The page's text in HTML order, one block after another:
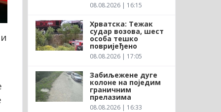
08.08.2026 | 16:15
Хрватска: Тежак
судар возова, шест
особа тешко
повријеђено
08.08.2026 | 17:05
Забиљежене дуге
колоне на поједим
граничним
прелазима
08.08.2026 | 16:33